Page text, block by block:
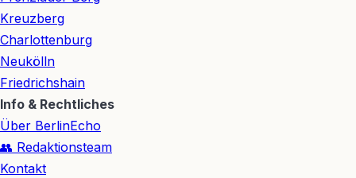
Kreuzberg
Charlottenburg
Neukölln
Friedrichshain
Info & Rechtliches
Über BerlinEcho
👥 Redaktionsteam
Kontakt